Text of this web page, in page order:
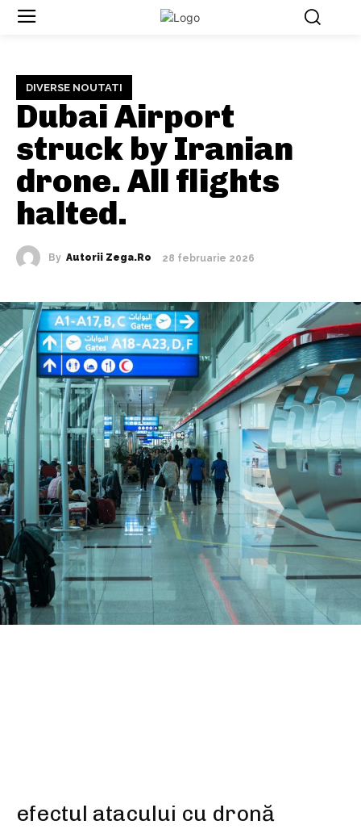
DIVERSE NOUTATI
Dubai Airport
struck by Iranian
drone. All flights
halted.
By Autorii Zega.ro 28 februarie 2026
efectul atacului cu dronă